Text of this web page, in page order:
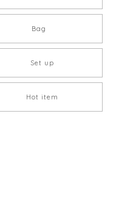
Bag
Set up
Hot item